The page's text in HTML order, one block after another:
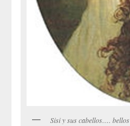
Sisi y sus cabellos…. bellos